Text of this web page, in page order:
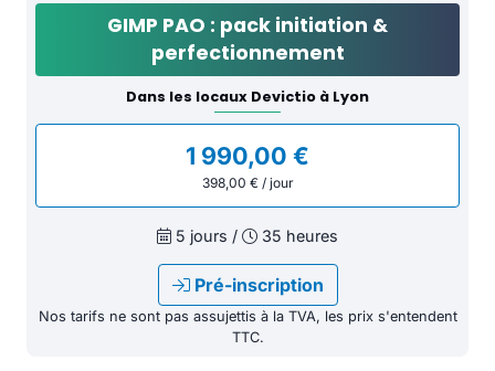
GIMP PAO : pack initiation &
perfectionnement
Dans les locaux Devictio à Lyon
1 990,00 €
398,00 € / jour
5 jours / 35 heures
Pré-inscription
Nos tarifs ne sont pas assujettis à la TVA, les prix s'entendent
TTC.